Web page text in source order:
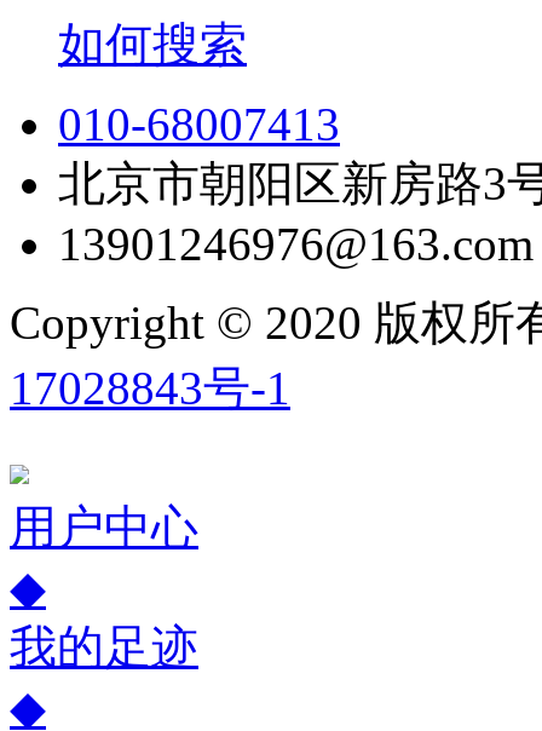
如何搜索
010-68007413
北京市朝阳区新房路3
13901246976@163.com
Copyright © 2020 版权
17028843号-1
用户中心
◆
我的足迹
◆